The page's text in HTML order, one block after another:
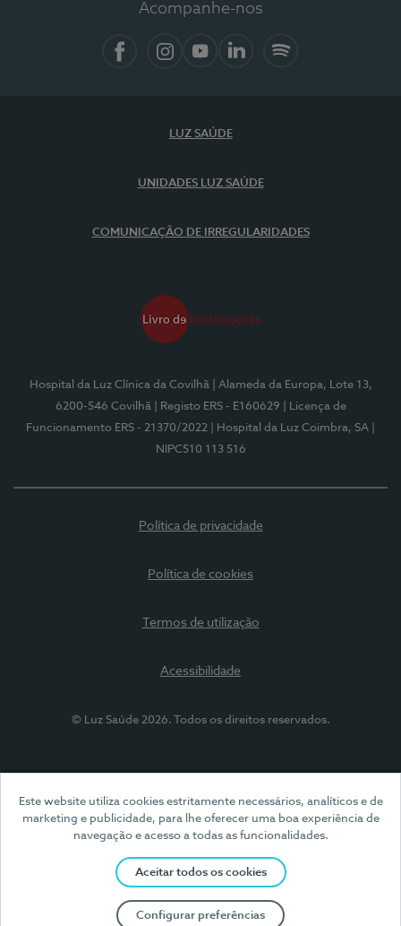
Este website utiliza cookies estritamente necessários, analíticos e de
marketing e publicidade, para lhe oferecer uma boa experiência de
navegação e acesso a todas as funcionalidades.
Aceitar todos os cookies
Configurar preferências
Acompanhe-nos
LUZ SAÚDE
UNIDADES LUZ SAÚDE
COMUNICAÇÃO DE IRREGULARIDADES
Hospital da Luz Clínica da Covilhã
| Alameda da Europa, Lote 13,
6200-546 Covilhã
| Registo ERS - E160629
| Licença de
Funcionamento ERS - 21370/2022
| Hospital da Luz Coimbra, SA
NIPC510 113 516
Política de privacidade
Política de cookies
Termos de utilização
Acessibilidade
© Luz Saúde 2026. Todos os direitos reservados.